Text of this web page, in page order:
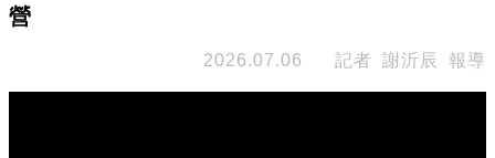
營
2026.07.06 記者 謝沂辰 報導